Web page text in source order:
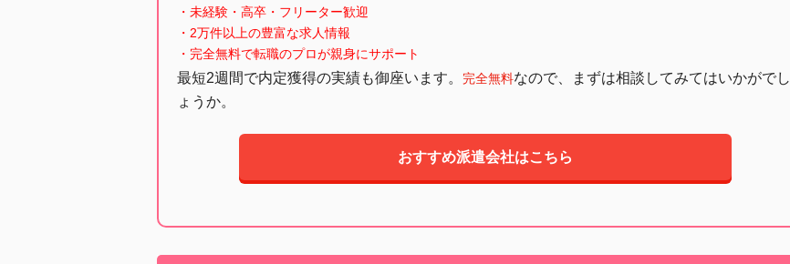
・未経験・高卒・フリーター歓迎
・2万件以上の豊富な求人情報
・完全無料で転職のプロが親身にサポート
最短2週間で内定獲得の実績も御座います。 完全無料なので、まずは相談してみてはいかがでし
ょうか。
おすすめ派遣会社はこちら